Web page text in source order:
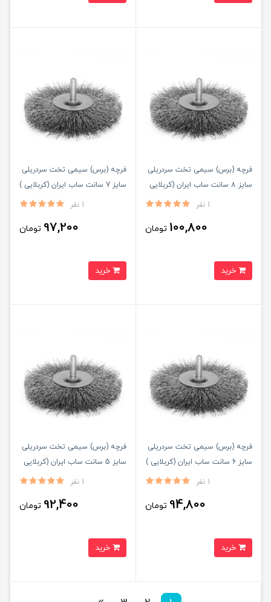
فرچه (برس) سیمی تخت سردریلی
سایز 8 سانت ساب ایران (کربلایی
1 نفر
100,800 تومان
فرچه (برس) سیمی تخت سردریلی
سایز 7 سانت ساب ایران (کربلایی )
1 نفر
97,200 تومان
فرچه (برس) سیمی تخت سردریلی
سایز 6 سانت ساب ایران (کربلایی )
1 نفر
94,800 تومان
فرچه (برس) سیمی تخت سردریلی
سایز 5 سانت ساب ایران (کربلایی
1 نفر
92,400 تومان